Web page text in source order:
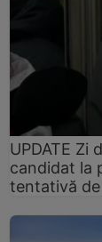
UPDATE Zi
candidat la
tentativă